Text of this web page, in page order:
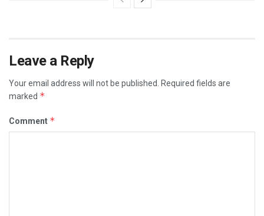
Leave a Reply
Your email address will not be published.
Required fields are
marked *
Comment *